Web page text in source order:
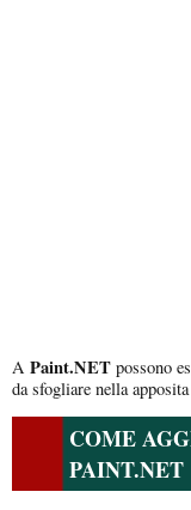
APaint.NET possono
da sfogliare nella apposita
COME
PAINT.NET